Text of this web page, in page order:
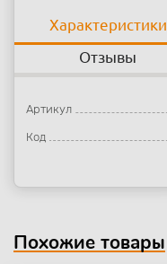
Характеристики
Отзывы
Артикул
Код
Похожие товары